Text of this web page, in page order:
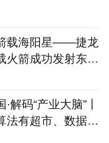
载海阳星——捷龙
火箭成功发射东方
解码“产业大脑”丨
法有超市、数据不